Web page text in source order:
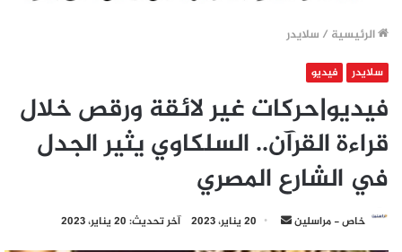
الرئيسية / سلايدر
سلايدر فيديو
فيديو|حركات غير لائقة ورقص خلال
قراءة القرآن.. السلكاوي يثير الجدل
في الشارع المصري
خاص - مراسلين
أرسل 20 يناير، 2023 آخر تحديث: 20 يناير، 2023